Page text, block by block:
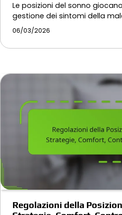
Le posizioni del sonno
gestione dei sintomi della
06/03/2026
Regolazioni della